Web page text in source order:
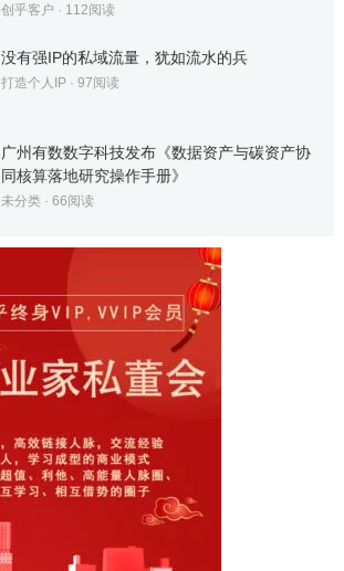
创乎客户 · 112阅读
没有强IP的私域流量，犹如流水的兵
打造个人IP· 97阅读
广州有数数字科技发布《数据资产与碳资产协
同核算落地研究操作手册》
未分类· 66阅读